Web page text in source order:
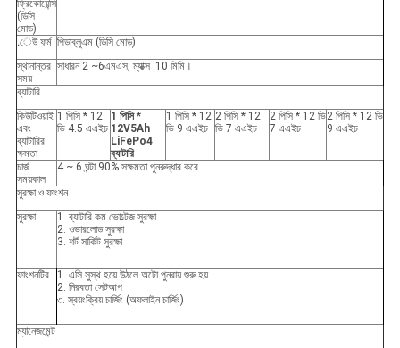
ফ্রিকোয়েন্সি
(ডিসি
মোড)
.েউ ফর্ম পিডাব্লুএম (ডিসি মোড)
স্থানান্তর
সময়
সাধারন 2 ~6এমএস, ম্যাক্স .10 মিমি।
ব্যাটারি
কিউটিওয়াই
এবং
ব্যাটারির
ক্ষমতা
1 পিসি * 12
ভি 4.5 এএইচ
1 পিসি *
12V5Ah
LiFePo4
ব্যাটারি
1 পিসি * 12
ভি 9 এএইচ
2 পিসি * 12
ভি 7 এএইচ
2 পিসি * 12 ভি
7 এএইচ
2 পিসি * 12 ভি
9 এএইচ
চার্জ
সময়কাল
4 ~ 6 ঘন্টা 90% সক্ষমতা পুনরুদ্ধার করে
সুরক্ষা ও ফাংশন
সুরক্ষা
1. ব্যাটারি কম ভোল্টেজ সুরক্ষা
2. ওভারলোড সুরক্ষা
3. শর্ট সার্কিট সুরক্ষা
ফাংশনটির
1. এসি সুস্থ হয়ে উঠলে অটো পুনরায় শুরু হয়
2. নিরবতা সেটআপ
৩. স্বয়ংক্রিয় চার্জিং (অফলাইন চার্জিং)
ম্যানেজমেন্ট